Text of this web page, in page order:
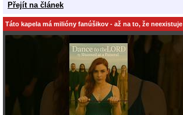
Přejít na článek
Táto kapela má milióny fanúšikov - až na to, že neexistuje